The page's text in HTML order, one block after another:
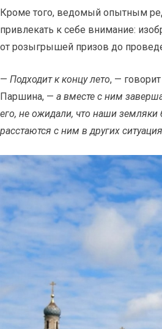
Кроме того, ведомый опытным
привлекать к себе внимание:
от розыгрышей призов до
— Подходит к концу лето, —
Паршина, — а вместе с ним
его, не ожидали, что наши земляки
расстаются с ним в других